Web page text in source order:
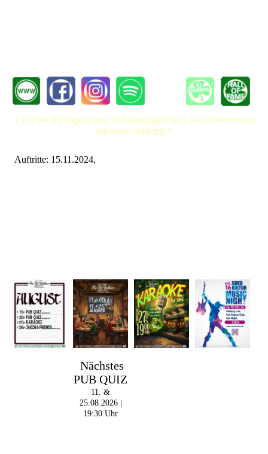
+ Für die Richtigkeit und Vollständigkeit der Links übernehmen
wir keine Haftung +
Auftritte: 15.11.2024,
Nächstes
PUB QUIZ
11. &
25.08.2026 |
19:30 Uhr